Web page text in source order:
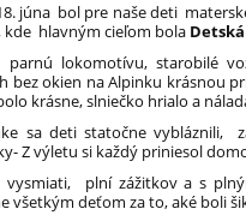
júna bol pre naše deti
kde hlavným cieľom bola
parnú lokomotívu, starobilé
bez okien na Alpinku krásnou
krásne, slniečko hrialo a
sa deti statočne vybláznili,
Z výletu si každý priniesol
vysmiati, plní zážitkov a s
všetkým deťom za to, aké boli